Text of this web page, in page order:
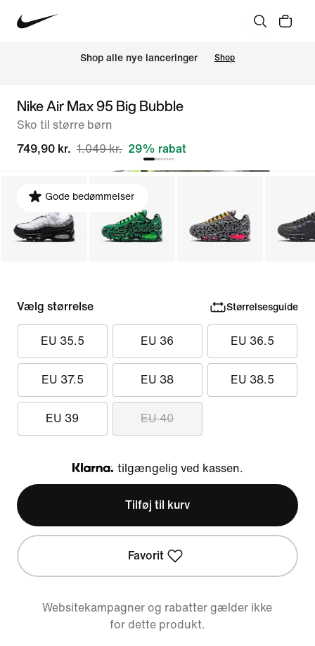
Shop alle nye lanceringer Shop
Nike Air Max 95 Big Bubble
Sko til større børn
749,90 kr. 1.049 kr. 29% rabat
Gode bedømmelser
Vælg størrelse Størrelsesguide
EU 35.5 EU 36 EU 36.5
EU 37.5 EU 38 EU 38.5
EU 39 EU 40
Klarna
tilgængelig ved kassen.
Tilføj til kurv
Favorit
Websitekampagner og rabatter gælder ikke
for dette produkt.